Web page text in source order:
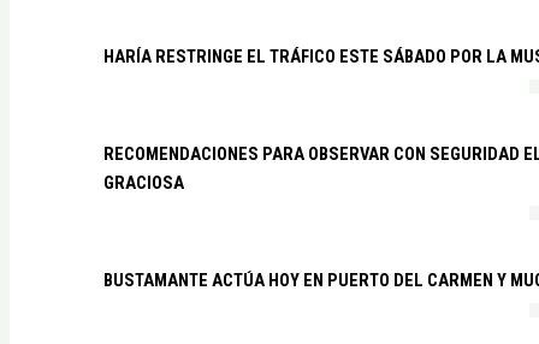
HARÍA RESTRINGE EL TRÁFICO ESTE SÁBADO POR LA
RECOMENDACIONES PARA OBSERVAR CON SEGURIDAD
GRACIOSA
BUSTAMANTE ACTÚA HOY EN PUERTO DEL CARMEN Y